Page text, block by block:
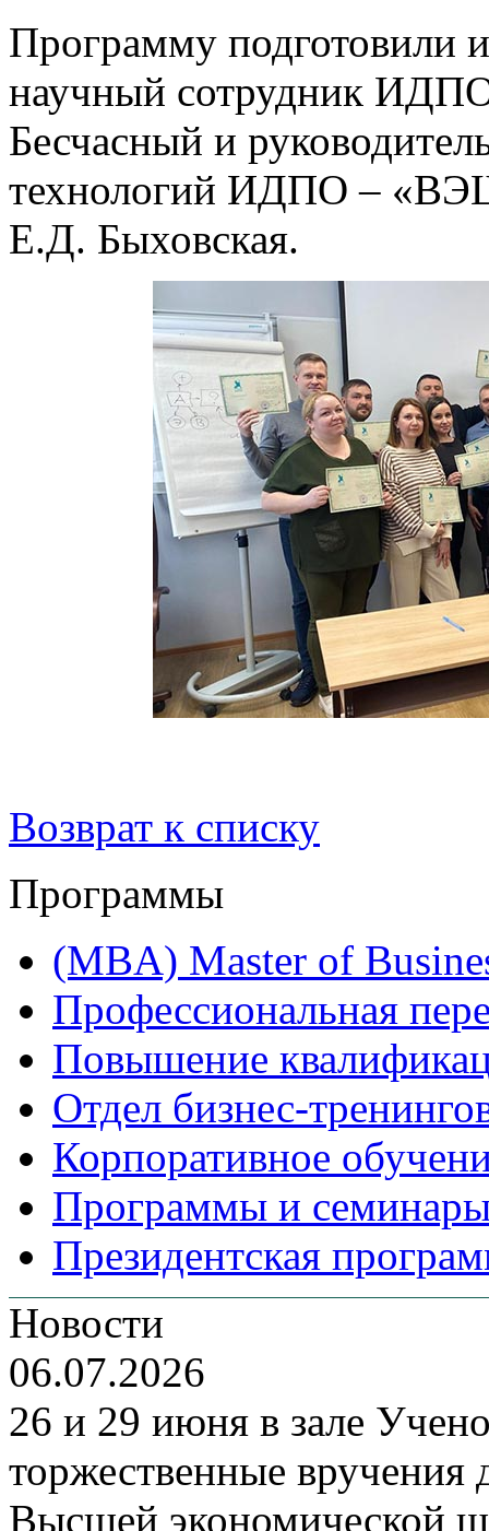
Программу подготовили
научный сотрудник
Бесчасный и
технологий ИДПО –
Е.Д. Быховская.
Возврат к списку
Программы
(MBA) Master of
Профессиональная
Повышение
Отдел бизнес-
Корпоративное
Программы и
Президентская
Новости
06.07.2026
26 и 29 июня в зале
торжественные
Высшей экономической